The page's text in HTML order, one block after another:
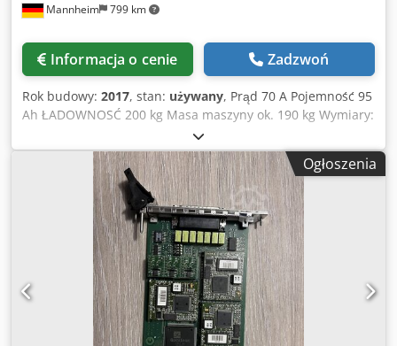
Mannheim 799 km
Informacja o cenie Zadzwoń
Rok budowy: 2017, stan: używany, Prąd 70 A Pojemność 95
Ah ŁADOWNOSĆ 200 kg Masa maszyny ok. 190 kg Wymiary:
ok. 1420 x 450 x 260 m Dzięki systemowi składającemu się z
kołków podnoszących i zapadki, w połączeniu z czytnikiem
RFID do rozpoznawania wózków, możliwe jest
automatyczne łączenie i rozłączanie. Maksymalna siła
uciągu wynosi ok. 1500 kg. Możliwość jazdy do przodu i do
tyłu. 7-calowy ekran dotykowy dla łatwej obsługi. Napięcie
robocze AGV: 24 V DC Napięcie robocze stacji ładowania: 48
V DC Czas ładowania przy 48 V / 32 A: 4 h (może się różnić)
Napięcie nominalne modułu zasilania: 24 V Pojemność: 95
Ah Maksymalny prąd: 70 A Dkjdpfx Aisyapfnoler Zakres
temperatur roboczych: 5-30 °C Dokładność
pozycjonowania: + / - 10 mm (może się różnić) Minimalny
Ogłoszenia